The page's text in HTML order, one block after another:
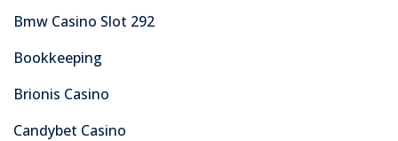
Bmw Casino Slot 292
Bookkeeping
Brionis Casino
Candybet Casino